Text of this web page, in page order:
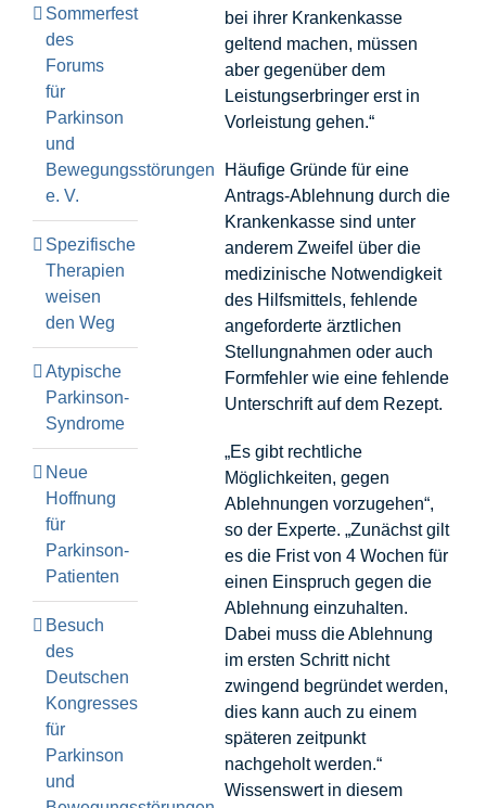
bei ihrer Krankenkasse
geltend machen, müssen
aber gegenüber dem
Leistungserbringer erst in
Vorleistung gehen.“
Häufige Gründe für eine
Antrags-Ablehnung durch die
Krankenkasse sind unter
anderem Zweifel über die
medizinische Notwendigkeit
des Hilfsmittels, fehlende
angeforderte ärztlichen
Stellungnahmen oder auch
Formfehler wie eine fehlende
Unterschrift auf dem Rezept.
„Es gibt rechtliche
Möglichkeiten, gegen
Ablehnungen vorzugehen“,
so der Experte. „Zunächst gilt
es die Frist von 4 Wochen für
einen Einspruch gegen die
Ablehnung einzuhalten.
Dabei muss die Ablehnung
im ersten Schritt nicht
zwingend begründet werden,
dies kann auch zu einem
späteren zeitpunkt
nachgeholt werden.“
Wissenswert in diesem
Sommerfest
des
Forums
für
Parkinson
und
Bewegungsstörungen
e. V.
Spezifische
Therapien
weisen
den Weg
Atypische
Parkinson-
Syndrome
Neue
Hoffnung
für
Parkinson-
Patienten
Besuch
des
Deutschen
Kongresses
für
Parkinson
und